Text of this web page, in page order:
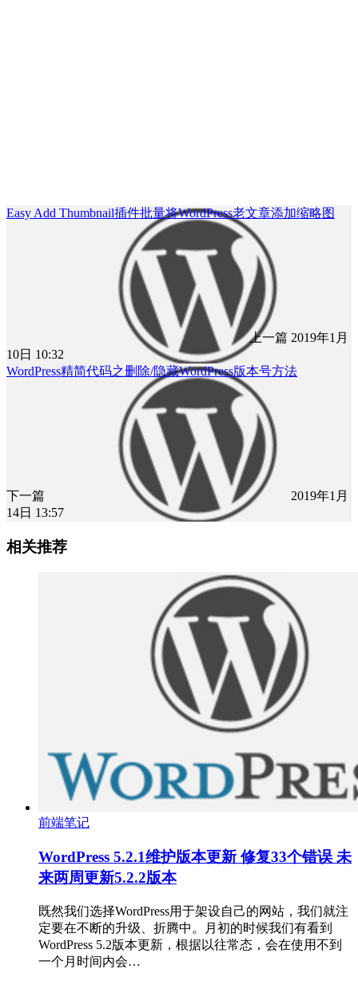
Easy Add Thumbnail插件批量将WordPress老文章添加缩略图
上一篇 2019年1月
10日 10:32
WordPress精简代码之删除/隐藏WordPress版本号方法
下一篇
2019年1月
14日 13:57
相关推荐
前端笔记
WordPress 5.2.1维护版本更新 修复33个错误 未
来两周更新5.2.2版本
既然我们选择WordPress用于架设自己的网站，我们就注
定要在不断的升级、折腾中。月初的时候我们有看到
WordPress 5.2版本更新，根据以往常态，会在使用不到
一个月时间内会…